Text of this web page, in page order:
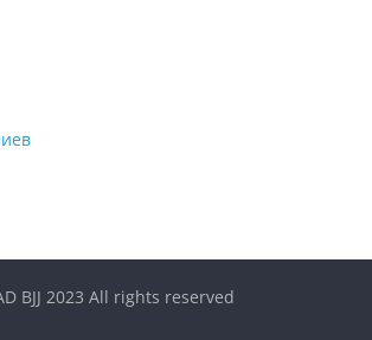
BJJ 2023 All rights reserved